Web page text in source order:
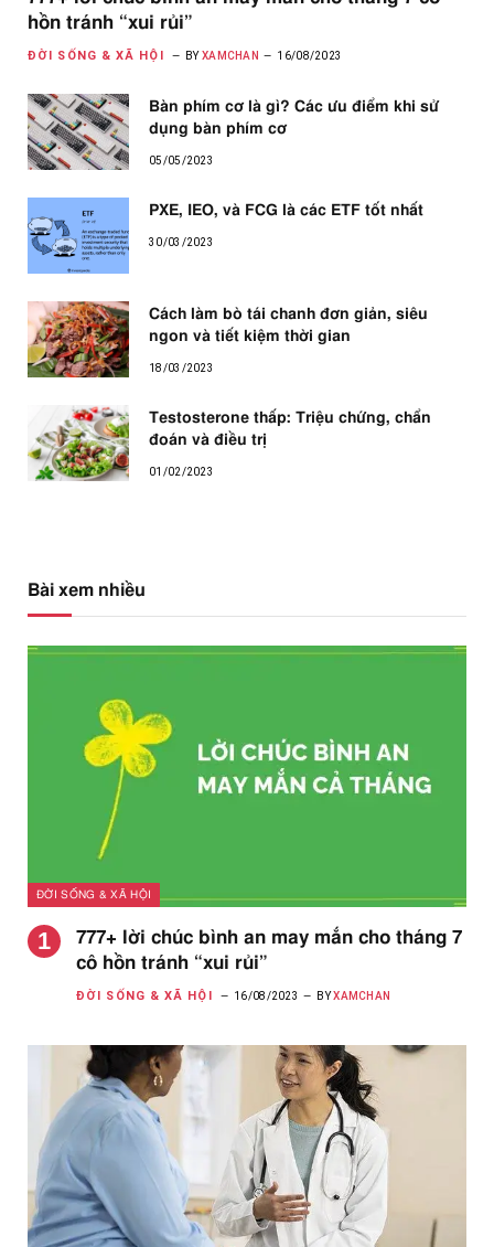
hồn tránh “xui rủi”
ĐỜI SỐNG & XÃ HỘI BY XAMCHAN 16/08/2023
Bàn phím cơ là gì? Các ưu điểm khi sử
dụng bàn phím cơ
05/05/2023
PXE, IEO, và FCG là các ETF tốt nhất
30/03/2023
Cách làm bò tái chanh đơn giản, siêu
ngon và tiết kiệm thời gian
18/03/2023
Testosterone thấp: Triệu chứng, chẩn
đoán và điều trị
01/02/2023
Bài xem nhiều
ĐỜI SỐNG & XÃ HỘI
777+ lời chúc bình an may mắn cho tháng 7
cô hồn tránh “xui rủi”
ĐỜI SỐNG & XÃ HỘI 16/08/2023 BY XAMCHAN